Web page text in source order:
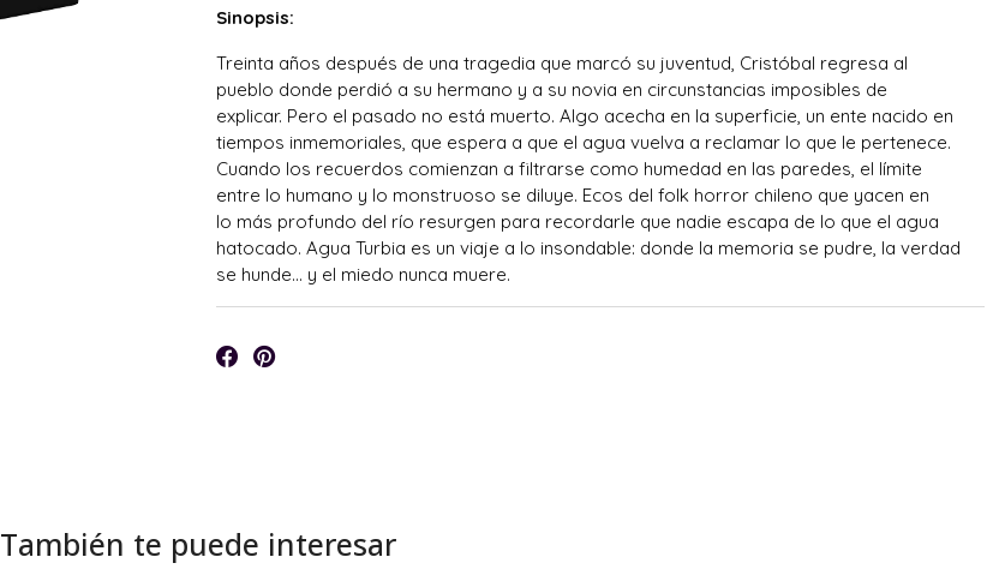
Sinopsis:
Treinta años después de una tragedia que marcó su juventud, Cristóbal regresa al
pueblo donde perdió a su hermano y a su novia en circunstancias imposibles de
explicar. Pero el pasado no está muerto. Algo acecha en la superficie, un ente nacido en
tiempos inmemoriales, que espera a que el agua vuelva a reclamar lo que le pertenece.
Cuando los recuerdos comienzan a filtrarse como humedad en las paredes, el límite
entre lo humano y lo monstruoso se diluye. Ecos del folk horror chileno que yacen en
lo más profundo del río resurgen para recordarle que nadie escapa de lo que el agua
hatocado. Agua Turbia es un viaje a lo insondable: donde la memoria se pudre, la verdad
se hunde… y el miedo nunca muere.
También te puede interesar